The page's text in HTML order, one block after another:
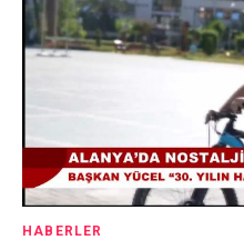
HABERLER